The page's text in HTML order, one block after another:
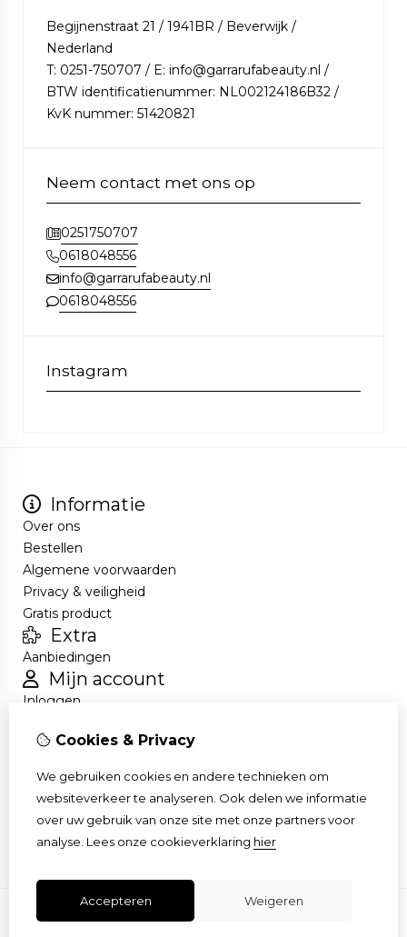
Begijnenstraat 21 / 1941BR / Beverwijk /
Nederland
T: 0251-750707 / E: info@garrarufabeauty.nl /
BTW identificatienummer: NL002124186B32 /
KvK nummer: 51420821
Neem contact met ons op
0251750707
0618048556
info@garrarufabeauty.nl
0618048556
Instagram
Informatie
Over ons
Bestellen
Algemene voorwaarden
Privacy & veiligheid
Gratis product
Extra
Aanbiedingen
Mijn account
Inloggen
Nieuwsbrief
Klantenservice
Contact
Cookies & Privacy
We gebruiken cookies en andere technieken om
websiteverkeer te analyseren. Ook delen we informatie
over uw gebruik van onze site met onze partners voor
analyse. Lees onze cookieverklaring hier
Accepteren Weigeren